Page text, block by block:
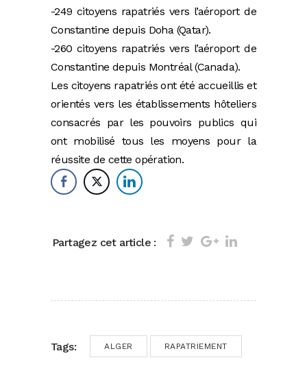
-249 citoyens rapatriés vers l’aéroport de
Constantine depuis Doha (Qatar).
-260 citoyens rapatriés vers l’aéroport de
Constantine depuis Montréal (Canada).
Les citoyens rapatriés ont été accueillis et
orientés vers les établissements hôteliers
consacrés par les pouvoirs publics qui
ont mobilisé tous les moyens pour la
réussite de cette opération.
Partagez cet article :
Tags: ALGER RAPATRIEMENT